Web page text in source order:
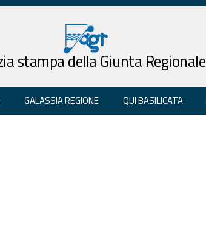
stampa della Giunta Regionale
GALASSIA REGIONE QUI BASILICATA